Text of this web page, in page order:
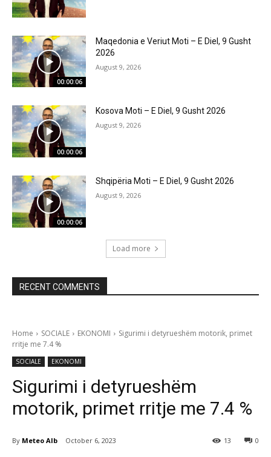
00:00:06
Maqedonia e Veriut Moti – E Diel, 9 Gusht
2026
August 9, 2026
00:00:06
Kosova Moti – E Diel, 9 Gusht 2026
August 9, 2026
00:00:06
Shqipëria Moti – E Diel, 9 Gusht 2026
August 9, 2026
Load more
RECENT COMMENTS